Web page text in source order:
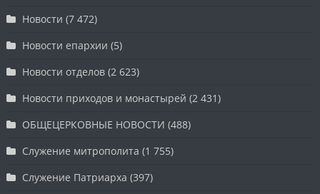
Новости (7 472)
Новости епархии (5)
Новости отделов (2 623)
Новости приходов и монастырей (2 431)
ОБЩЕЦЕРКОВНЫЕ НОВОСТИ (488)
Служение митрополита (1 755)
Служение Патриарха (397)